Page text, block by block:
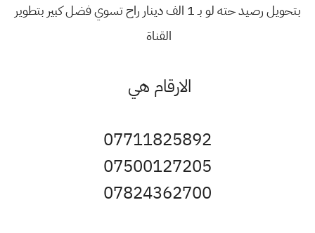
بتحويل رصيد حته لو بـ 1 الف دينار راح تسوي فضل كبير بتطوير
القناة
الارقام هي
07711825892
07500127205
07824362700